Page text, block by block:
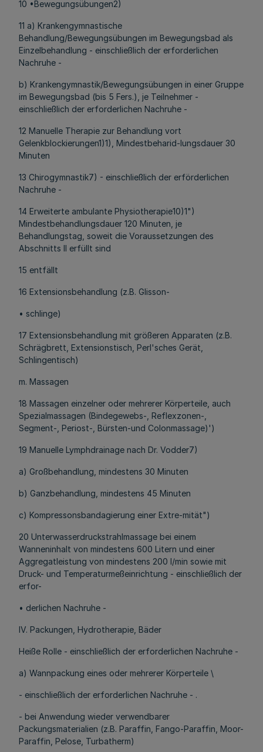
10 •Bewegungsübungen2)
11 a) Krankengymnastische
Behandlung/Bewegungsübungen im Bewegungsbad als
Einzelbehandlung - einschließlich der erforderlichen
Nachruhe -
b) Krankengymnastik/Bewegungsübungen in einer Gruppe
im Bewegungsbad (bis 5 Fers.), je Teilnehmer -
einschließlich der erforderlichen Nachruhe -
12 Manuelle Therapie zur Behandlung vort
Gelenkblockierungen1)1), Mindestbeharid-lungsdauer 30
Minuten
13 Chirogymnastik7) - einschließlich der erförderlichen
Nachruhe -
14 Erweiterte ambulante Physiotherapie10)1")
Mindestbehandlungsdauer 120 Minuten, je
Behandlungstag, soweit die Voraussetzungen des
Abschnitts II erfüllt sind
15 entfällt
16 Extensionsbehandlung (z.B. Glisson-
• schlinge)
17 Extensionsbehandlung mit größeren Apparaten (z.B.
Schrägbrett, Extensionstisch, Perl'sches Gerät,
Schlingentisch)
m. Massagen
18 Massagen einzelner oder mehrerer Körperteile, auch
Spezialmassagen (Bindegewebs-, Reflexzonen-,
Segment-, Periost-, Bürsten-und Colonmassage)')
19 Manuelle Lymphdrainage nach Dr. Vodder7)
a) Großbehandlung, mindestens 30 Minuten
b) Ganzbehandlung, mindestens 45 Minuten
c) Kompressonsbandagierung einer Extre-mität")
20 Unterwasserdruckstrahlmassage bei einem
Wanneninhalt von mindestens 600 Litern und einer
Aggregatleistung von mindestens 200 l/min sowie mit
Druck- und Temperaturmeßeinrichtung - einschließlich der
erfor-
• derlichen Nachruhe -
IV. Packungen, Hydrotherapie, Bäder
Heiße Rolle - einschließlich der erforderlichen Nachruhe -
a) Wannpackung eines oder mehrerer Körperteile \
- einschließlich der erforderlichen Nachruhe - .
- bei Anwendung wieder verwendbarer
Packungsmaterialien (z.B. Paraffin, Fango-Paraffin, Moor-
Paraffin, Pelose, Turbatherm)